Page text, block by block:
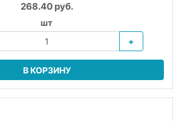
268.40 руб.
шт
+
В КОРЗИНУ